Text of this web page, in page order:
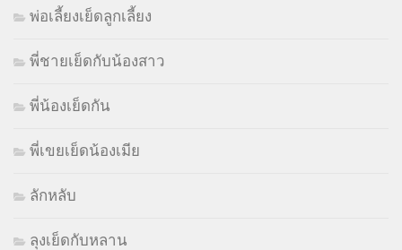
พ่อเลี้ยงเย็ดลูกเลี้ยง
พี่ชายเย็ดกับน้องสาว
พี่น้องเย็ดกัน
พี่เขยเย็ดน้องเมีย
ลักหลับ
ลุงเย็ดกับหลาน